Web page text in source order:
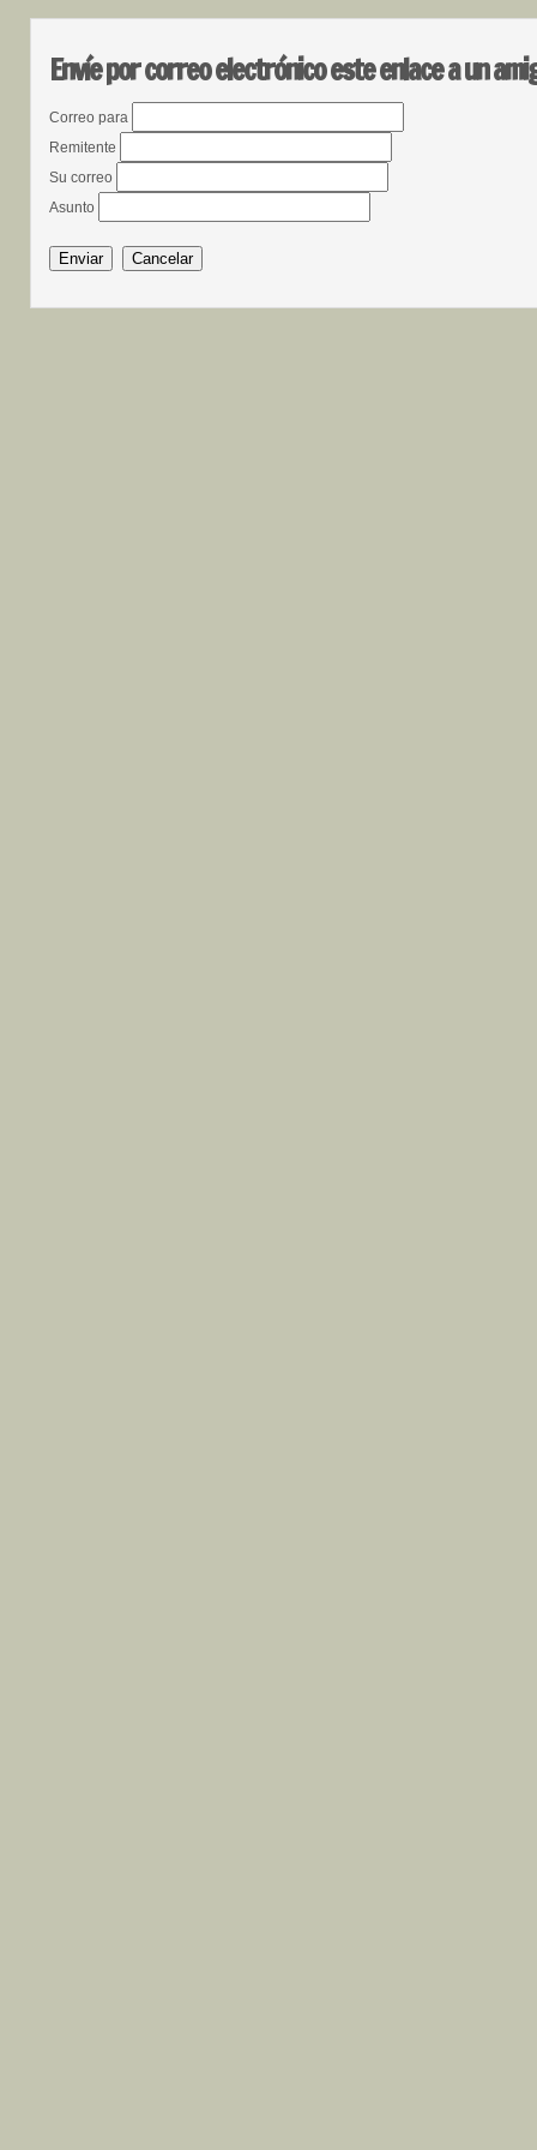
Envíe por correo electrónico este enlace a un
Correo para
Remitente
Su correo
Asunto
Enviar Cancelar